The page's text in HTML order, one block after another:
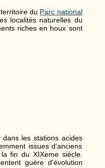
du Parc national
localités naturelles du
riches en houx sont
les stations acides
issues d'anciens
fin du XIXeme siècle.
guère d'évolution